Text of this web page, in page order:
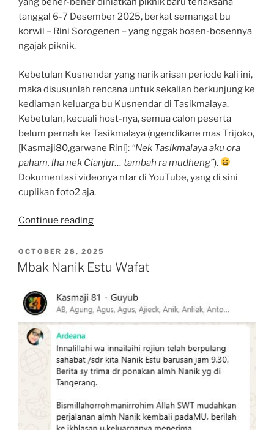
tanggal 6-7 Desember 2025, berkat semangat bu
korwil – Rini Sorogenen – yang nggak bosen-bosennya
ngajak piknik.
Kebetulan Kusnendar yang narik arisan periode kali ini,
maka disusunlah rencana untuk sekalian berkunjung ke
kediaman keluarga bu Kusnendar di Tasikmalaya.
Kebetulan, kecuali host-nya, semua calon peserta
belum pernah ke Tasikmalaya (ngendikane mas Trijoko,
[Kasmaji80,garwane Rini]: “Nek Tasikmalaya aku ora
paham, lha nek Cianjur… tambah ra mudheng”).
Dokumentasi videonya ntar di YouTube, yang di sini
cuplikan foto2 aja.
Continue reading“Kasmaji81
&
UK
ke
Tasikmalaya”
POSTED
ON
OCTOBER 28, 2025
Mbak Nanik Estu Wafat